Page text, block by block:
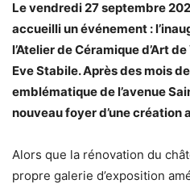
Le vendredi 27 septembre
accueilli un événement :
l’Atelier de Céramique d’Art
Eve Stabile. Après des mois
emblématique de l’avenue
nouveau foyer d’une création
Alors que la rénovation du
propre galerie d’exposition